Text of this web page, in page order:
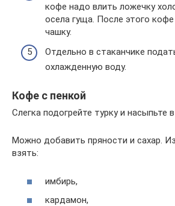
кофе надо влить ложечку
осела гуща. После этого
чашку.
Отдельно в стаканчике
охлажденную воду.
Кофе с пенкой
Слегка подогрейте турку и насыпьте
Можно добавить пряности и сахар.
взять:
имбирь,
кардамон,